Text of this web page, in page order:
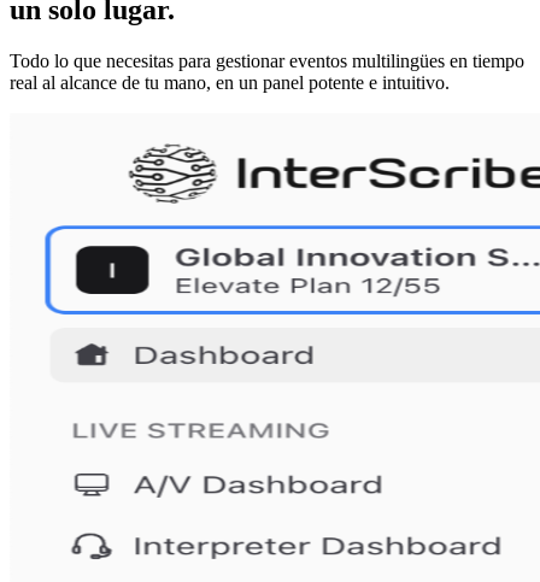
un solo lugar.
Todo lo que necesitas para gestionar eventos multilingües en tiempo
real al alcance de tu mano, en un panel potente e intuitivo.